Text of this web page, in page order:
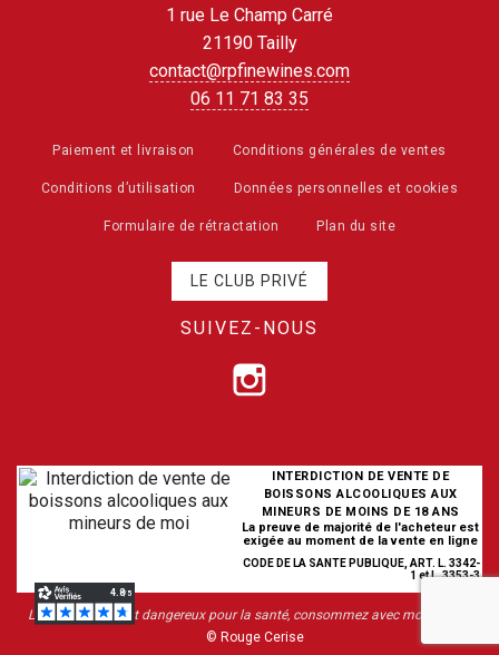
1 rue Le Champ Carré
21190 Tailly
contact@rpfinewines.com
06 11 71 83 35
Paiement et livraison Conditions générales de ventes
Conditions d’utilisation Données personnelles et cookies
Formulaire de rétractation Plan du site
LE CLUB PRIVÉ
SUIVEZ-NOUS
INTERDICTION DE VENTE DE
BOISSONS ALCOOLIQUES AUX
MINEURS DE MOINS DE 18 ANS
La preuve de majorité de l'acheteur est
exigée au moment de la vente en ligne
CODE DE LA SANTE PUBLIQUE, ART. L. 3342-
1 et L. 3353-3
L’abus d’alcool est dangereux pour la santé, consommez avec modération
© Rouge Cerise